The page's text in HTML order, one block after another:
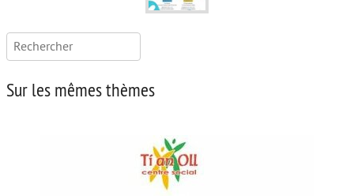
Rechercher :
Sur les mêmes thèmes